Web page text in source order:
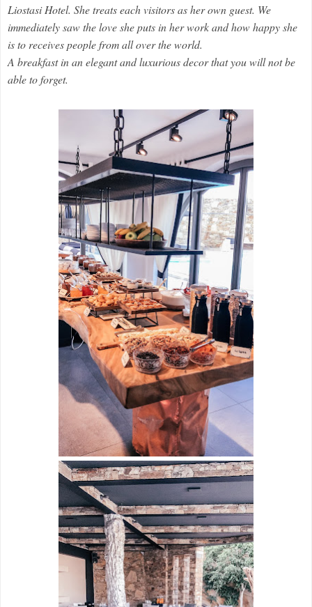
Liostasi Hotel. She treats each visitors as her own guest. We
immediately saw the love she puts in her work and how happy she
is to receives people from all over the world.
A breakfast in an elegant and luxurious decor that you will not be
able to forget.